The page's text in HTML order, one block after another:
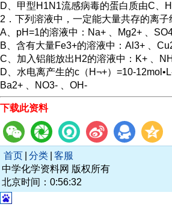
D、甲型H1N1流感病毒的蛋白质由C、
2．下列溶液中，一定能大量共存的离子
A、pH=1的溶液中：Na+ 、Mg2+ 、
B、含有大量Fe3+的溶液中：Al3+ 、
C、加入铝能放出H2的溶液中：K+ 、
D、水电离产生的c（H¬+）=10-
Ba2+ 、NO3- 、OH-
下载此资料
首页 分类 客服
中学化学资料网 版权所有
北京时间：0:56:32